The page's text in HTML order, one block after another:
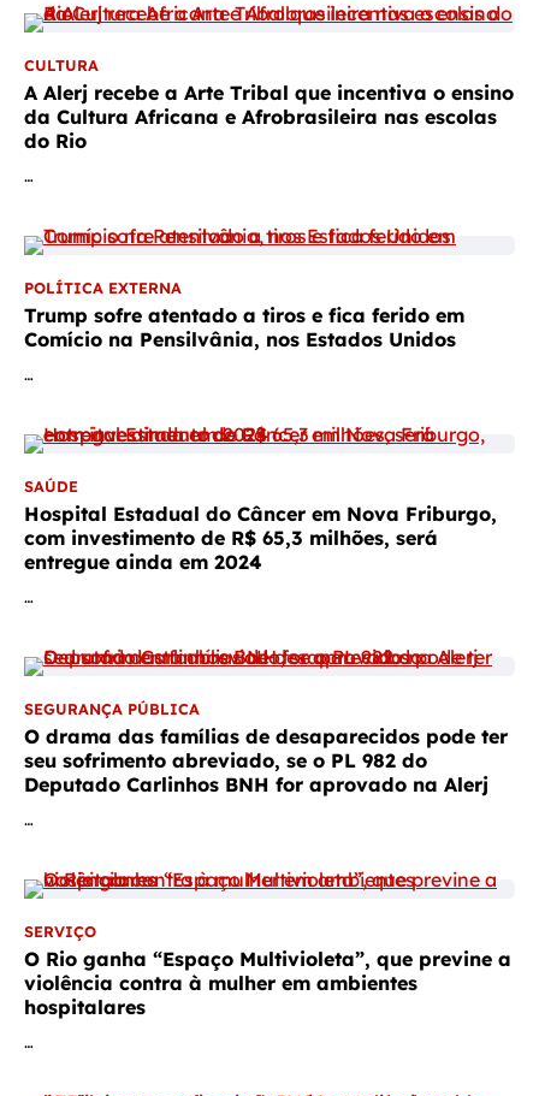
CULTURA
A Alerj recebe a Arte Tribal que incentiva o ensino
da Cultura Africana e Afrobrasileira nas escolas
do Rio
…
POLÍTICA EXTERNA
Trump sofre atentado a tiros e fica ferido em
Comício na Pensilvânia, nos Estados Unidos
…
SAÚDE
Hospital Estadual do Câncer em Nova Friburgo,
com investimento de R$ 65,3 milhões, será
entregue ainda em 2024
…
SEGURANÇA PÚBLICA
O drama das famílias de desaparecidos pode ter
seu sofrimento abreviado, se o PL 982 do
Deputado Carlinhos BNH for aprovado na Alerj
…
SERVIÇO
O Rio ganha “Espaço Multivioleta”, que previne a
violência contra à mulher em ambientes
hospitalares
…